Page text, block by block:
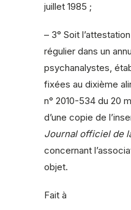
juillet 1985 ;
– 3° Soit
régulier dans un
psychanalystes,
fixées au dixième
n° 2010-534 du 20
d’une copie de
Journal officiel de
concernant
objet.
Fait à